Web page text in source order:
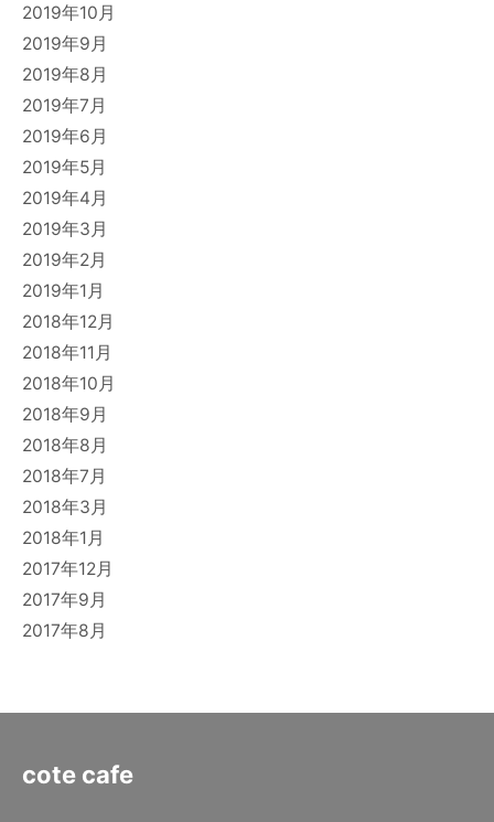
2019年10月
2019年9月
2019年8月
2019年7月
2019年6月
2019年5月
2019年4月
2019年3月
2019年2月
2019年1月
2018年12月
2018年11月
2018年10月
2018年9月
2018年8月
2018年7月
2018年3月
2018年1月
2017年12月
2017年9月
2017年8月
cote cafe